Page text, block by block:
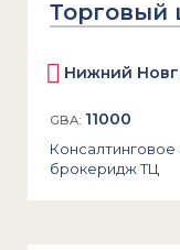
Торговый
Нижний
GBA: 11000
брокеридж ТЦ